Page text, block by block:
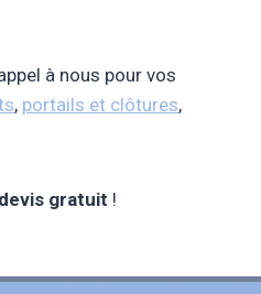
à nous pour vos
, portails et clôtures,
devis gratuit !